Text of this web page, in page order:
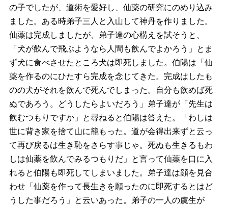
の子でしたが、道術を愛好し、仙薬の研究にのめり込み
ました。ある時弟子三人と入山して神丹を作りました。
仙薬は完成しましたが、弟子達の心構えを試そうと、
「犬が飲んで飛ぶようなら人間も飲んでよかろう」とま
ず犬に食べさせたところ犬は即死しました。伯陽は「仙
薬を作るのにひたすら完成を念じてきた。完成はしたも
のの犬がそれを飲んで死んでしまった。自分も飲めば死
ぬであろう。どうしたらよいだろう」弟子達が「先生は
飲むつもりですか」と尋ねると伯陽は答えた。「わしは
世に背き家を捨て山に籠もった。道が会得出来ずと云っ
て再び戻るは生き恥をさらす事じゃ。死ぬも生きるもわ
しは仙薬を飲んでみるつもりだ」と言って仙薬を口に入
れると伯陽も即死してしまいました。弟子達は顔を見合
わせ「仙薬を作って長生きを願ったのに即死するとはど
うした事だろう」と云いあった。弟子の一人の虞生が